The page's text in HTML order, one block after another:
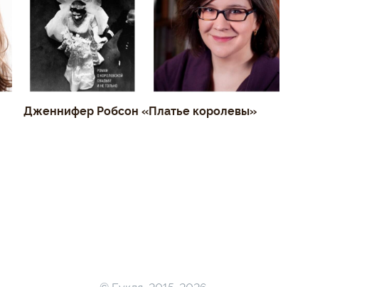
Дженнифер Робсон «Платье королевы»